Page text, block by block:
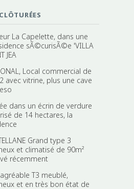
La Capelette, dans une
sÃ©curisÃ©e 'VILLA
JEA
Local commercial de
avec vitrine, plus une cave
dans un écrin de verdure
de 14 hectares, la
Grand type 3
et climatisé de 90m²
récemment
T3 meublé,
et en très bon état de